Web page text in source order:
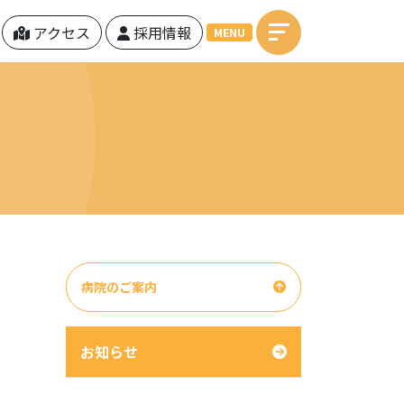
アクセス 採用情報 MENU
病院のご案内
お知らせ